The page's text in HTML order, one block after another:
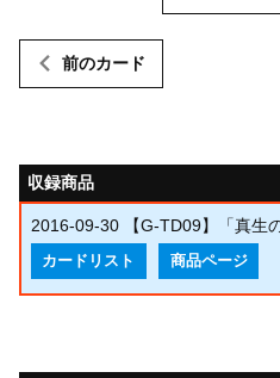
前のカード
収録商品
2016-09-30 【G-TD09】「真生
カードリスト 商品ページ